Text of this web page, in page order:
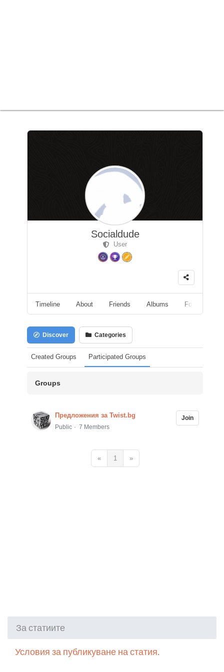
Socialdude
User
Timeline About Friends Albums Followers
Discover Categories
Created Groups Participated Groups
Groups
Предложения за Twist.bg
Public 7 Members
Join
« 1 »
За статиите
Условия за публикуване на статия.